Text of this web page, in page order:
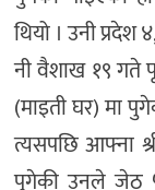
थियो । उनी प्रदेश
नी वैशाख १९ गते
(माइती घर) मा
त्यसपछि आफ्ना